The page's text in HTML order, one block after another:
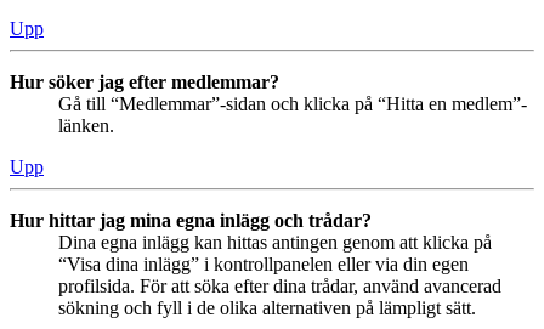
Upp
Hur söker jag efter medlemmar?
Gå till “Medlemmar”-sidan och klicka på “Hitta en medlem”-
länken.
Upp
Hur hittar jag mina egna inlägg och trådar?
Dina egna inlägg kan hittas antingen genom att klicka på
“Visa dina inlägg” i kontrollpanelen eller via din egen
profilsida. För att söka efter dina trådar, använd avancerad
sökning och fyll i de olika alternativen på lämpligt sätt.